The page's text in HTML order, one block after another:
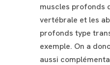
muscles profonds
vertébrale et les
profonds type
exemple. On a
aussi